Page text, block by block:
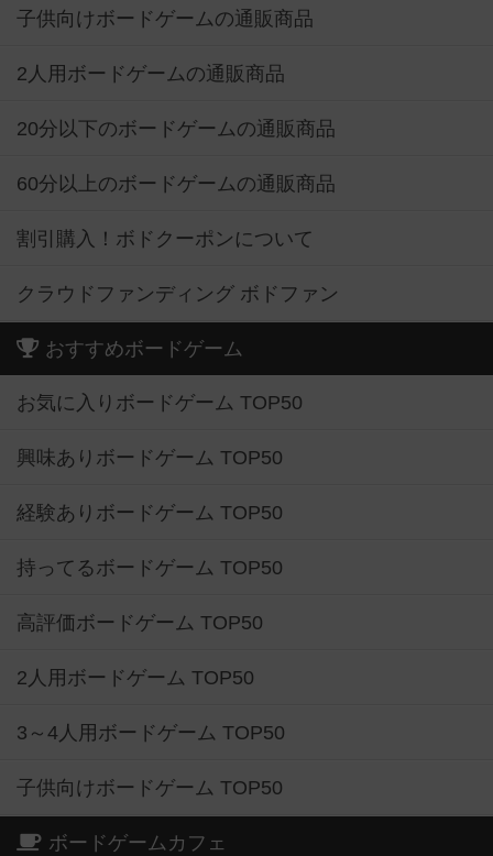
子供向けボードゲームの通販商品
2人用ボードゲームの通販商品
20分以下のボードゲームの通販商品
60分以上のボードゲームの通販商品
割引購入！ボドクーポンについて
クラウドファンディング ボドファン
おすすめボードゲーム
お気に入りボードゲーム TOP50
興味ありボードゲーム TOP50
経験ありボードゲーム TOP50
持ってるボードゲーム TOP50
高評価ボードゲーム TOP50
2人用ボードゲーム TOP50
3～4人用ボードゲーム TOP50
子供向けボードゲーム TOP50
ボードゲームカフェ